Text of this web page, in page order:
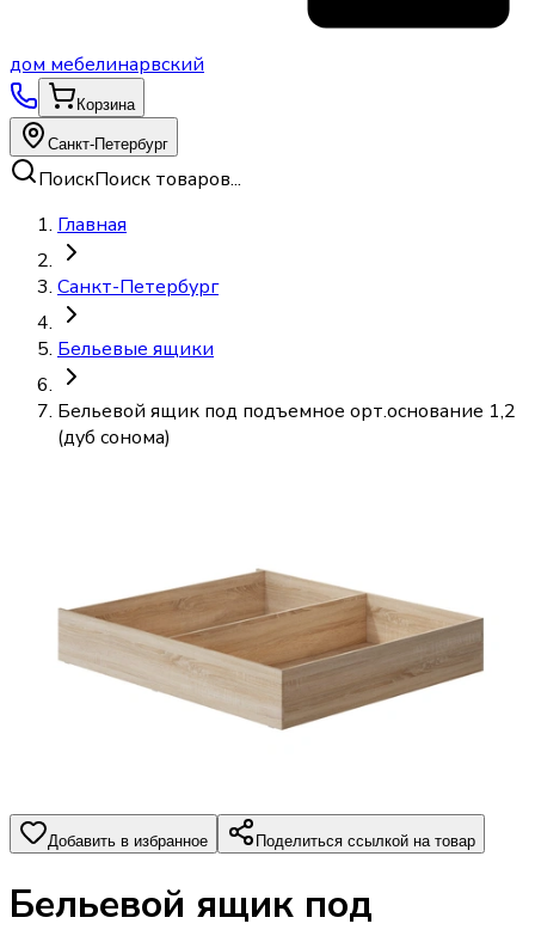
дом мебелинарвский
Корзина
Санкт-Петербург
ПоискПоиск товаров...
Главная
Санкт-Петербург
Бельевые ящики
Бельевой ящик под подъемное орт.основание 1,2
(дуб сонома)
Добавить в избранное Поделиться ссылкой на товар
Бельевой ящик под